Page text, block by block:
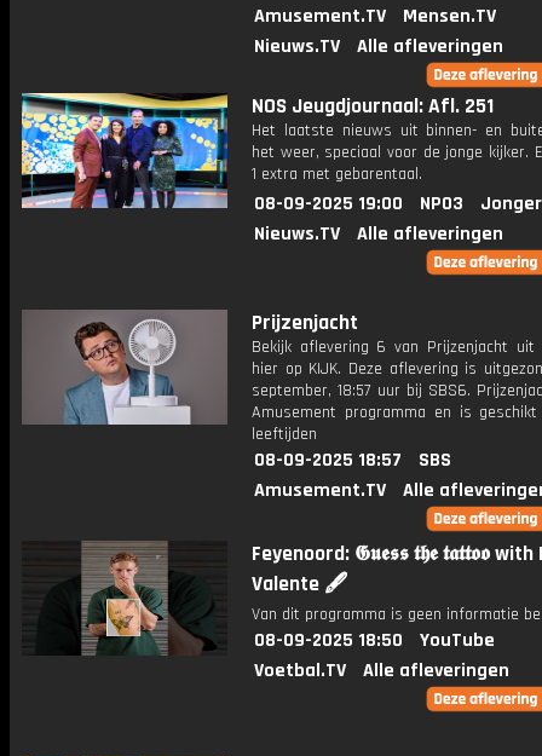
Amusement.TV
Mensen.TV
Nieuws.TV
Alle afleveringen
NOS Jeugdjournaal: Afl. 251
Het laatste nieuws uit binnen- en
het weer, speciaal voor de jonge kijker.
1 extra met gebarentaal.
08-09-2025 19:00 NPO3
Nieuws.TV
Alle afleveringen
Prijzenjacht
Bekijk aflevering 6 van Prijzenjacht uit
hier op KIJK. Deze aflevering is
september, 18:57 uur bij SBS6.
Amusement programma en is
leeftijden
08-09-2025 18:57
SBS
Amusement.TV
Alle
Feyenoord: 𝕲𝖚𝖊𝖘𝖘 𝖙𝖍𝖊 𝖙𝖆𝖙𝖙𝖔𝖔
Valente 🖋️
Van dit programma is geen informatie
08-09-2025 18:50
YouTube
Voetbal.TV
Alle afleveringen